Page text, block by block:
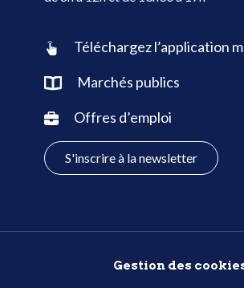
Téléchargez l’application
Marchés publics
Offres d’emploi
S'inscrire à la newsletter
Gestion des